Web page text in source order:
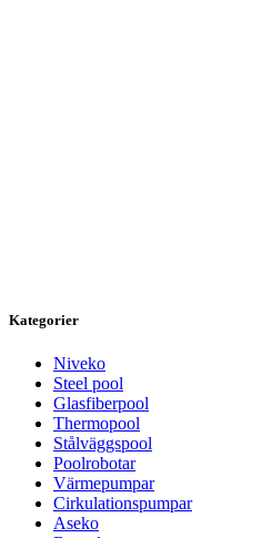
Kategorier
Niveko
Steel pool
Glasfiberpool
Thermopool
Stålväggspool
Poolrobotar
Värmepumpar
Cirkulationspumpar
Aseko